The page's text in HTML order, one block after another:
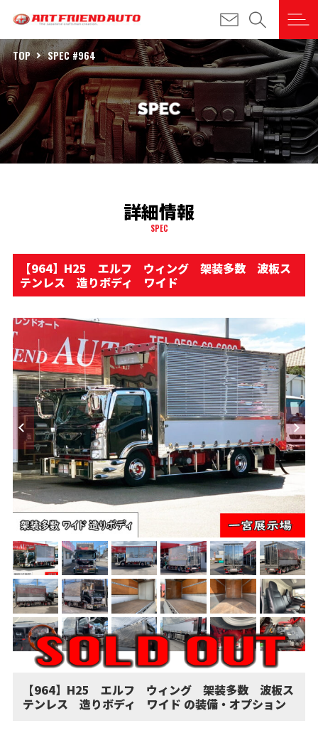
TOP SPEC #964
詳細情報
SPEC
【964】H25 エルフ ウィング 架装多数 波板ス
テンレス 造りボディ ワイド
【964】H25 エルフ ウィング 架装多数 波板ス
テンレス 造りボディ ワイド の装備・オプション